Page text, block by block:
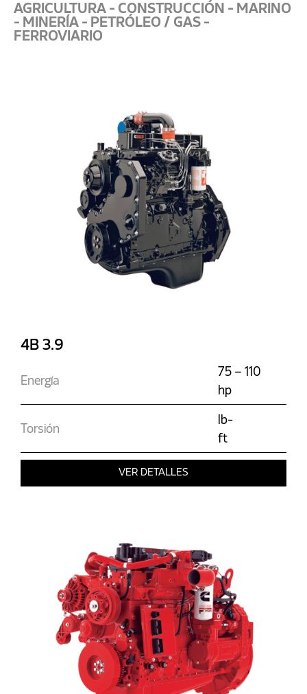
AGRICULTURA - CONSTRUCCIÓN - MARINO
- MINERÍA - PETRÓLEO / GAS -
FERROVIARIO
4B 3.9
Energía
75 – 110
hp
Torsión
lb-
ft
VER DETALLES